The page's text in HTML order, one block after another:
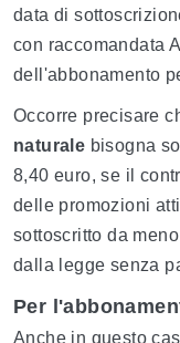
data di
con raccomandata
dell'abbonamento
Occorre precisare
naturale bisogna
8,40 euro, se il
delle promozioni
sottoscritto da
dalla legge senza
Per
Anche in questo